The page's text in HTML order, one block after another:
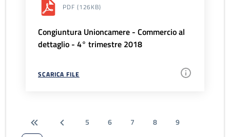
PDF (126KB)
Congiuntura Unioncamere - Commercio al
dettaglio - 4° trimestre 2018
SCARICA FILE
5 6 7 8
9